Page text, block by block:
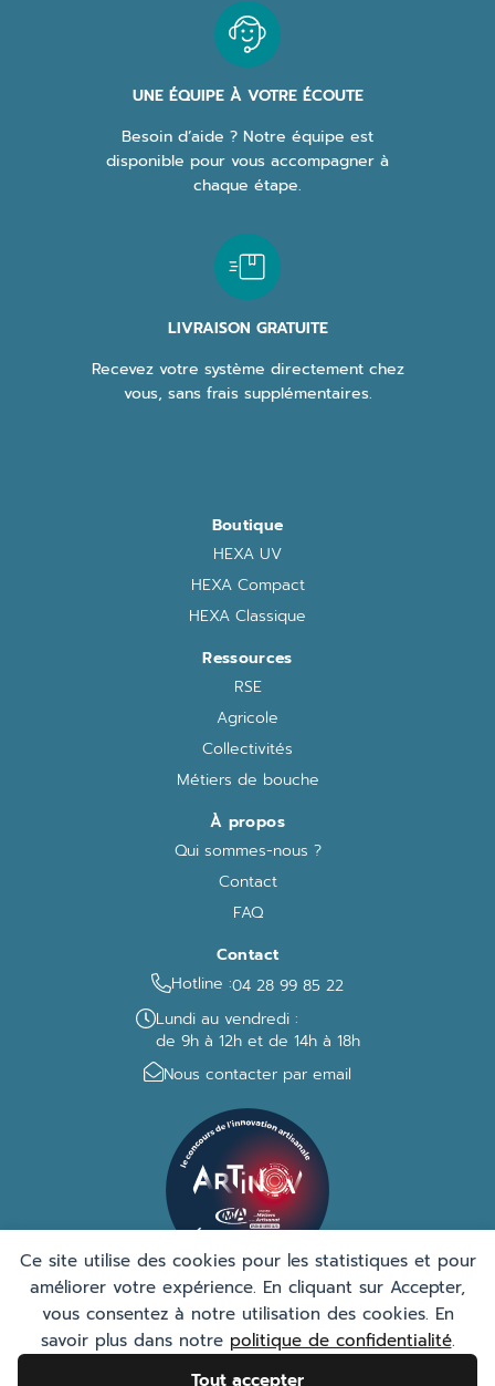
Ce site utilise des cookies pour les statistiques et pour
améliorer votre expérience. En cliquant sur Accepter,
vous consentez à notre utilisation des cookies. En
savoir plus dans notre politique de confidentialité.
Tout accepter
UNE ÉQUIPE À VOTRE ÉCOUTE
Besoin d’aide ? Notre équipe est
disponible pour vous accompagner à
chaque étape.
LIVRAISON GRATUITE
Recevez votre système directement chez
vous, sans frais supplémentaires.
Boutique
HEXA UV
HEXA Compact
HEXA Classique
Ressources
RSE
Agricole
Collectivités
Métiers de bouche
À propos
Qui sommes-nous ?
Contact
FAQ
Contact
Hotline :04 28 99 85 22
Lundi au vendredi :
de 9h à 12h et de 14h à 18h
Nous contacter par email
Mentions légales-Politique de confidentialité-Conditions
générales de vente